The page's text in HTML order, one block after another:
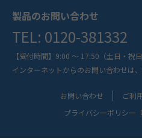
製品のお問い合わせ
TEL: 0120-381332
【受付時間】9:00 ～ 17:50 （土日・祝
インターネットからのお問い合わせは、
お問い合わせ
ご利
プライバシーポリシー